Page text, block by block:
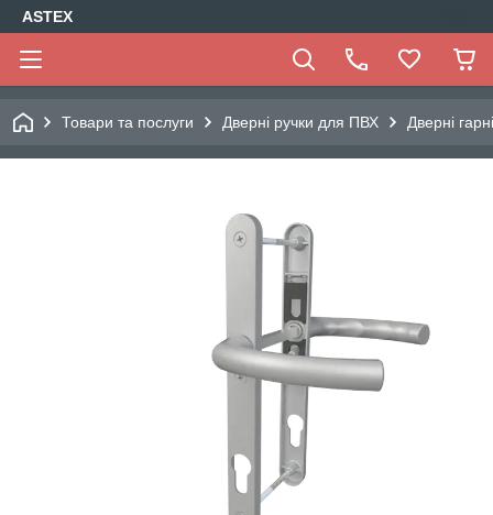
ASTEX
Товари та послуги Дверні ручки для ПВХ Дверні